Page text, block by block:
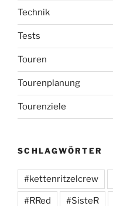
Technik
Tests
Touren
Tourenplanung
Tourenziele
SCHLAGWÖRTER
#kettenritzelcrew
#RRed #SisteR